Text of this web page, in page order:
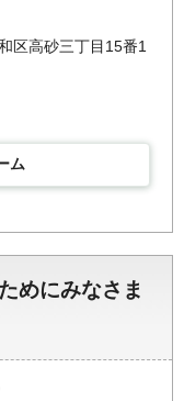
区高砂三丁目15番1
ム
めにみなさま